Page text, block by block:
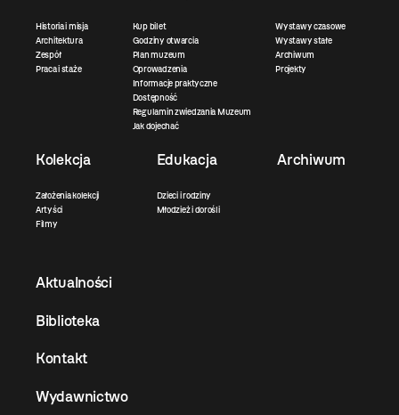
Historia i misja
Architektura
Zespół
Praca i staże
Kup bilet
Godziny otwarcia
Plan muzeum
Oprowadzenia
Informacje praktyczne
Dostępność
Regulamin zwiedzania Muzeum
Jak dojechać
Wystawy czasowe
Wystawy stałe
Archiwum
Projekty
Kolekcja
Założenia kolekcji
Artyści
Filmy
Edukacja
Dzieci i rodziny
Młodzież i dorośli
Archiwum
Aktualności
Biblioteka
Kontakt
Wydawnictwo